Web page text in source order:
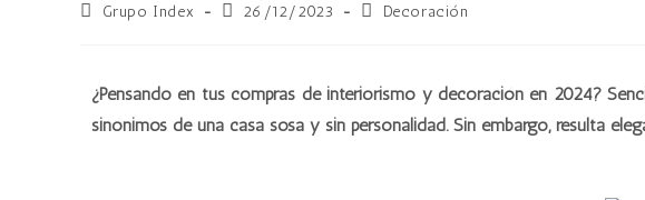
Grupo Index 26/12/2023 Decoración
¿Pensando en tus compras de interiorismo y decoración en 2024?
sinónimos de una casa sosa y sin personalidad. Sin embargo, resulta